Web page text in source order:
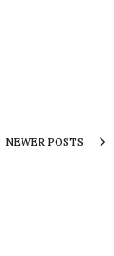
NEWER POSTS